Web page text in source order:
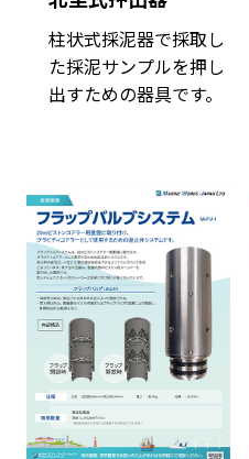
柱状式採泥器で採取し
た採泥サンプルを押し
出すための器具です。